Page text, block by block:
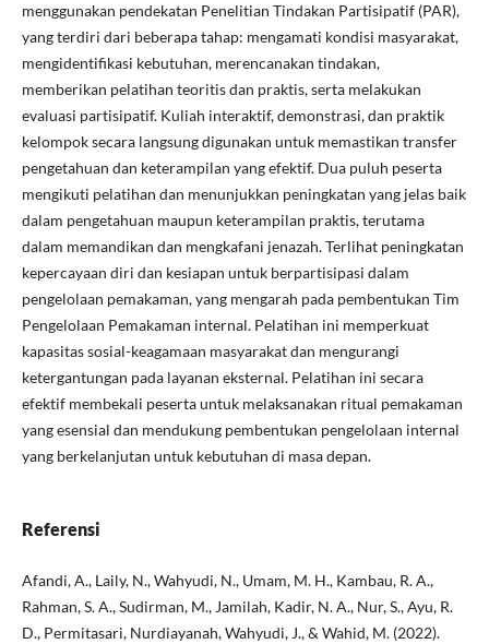
menggunakan pendekatan Penelitian Tindakan Partisipatif (PAR),
yang terdiri dari beberapa tahap: mengamati kondisi masyarakat,
mengidentifikasi kebutuhan, merencanakan tindakan,
memberikan pelatihan teoritis dan praktis, serta melakukan
evaluasi partisipatif. Kuliah interaktif, demonstrasi, dan praktik
kelompok secara langsung digunakan untuk memastikan transfer
pengetahuan dan keterampilan yang efektif. Dua puluh peserta
mengikuti pelatihan dan menunjukkan peningkatan yang jelas baik
dalam pengetahuan maupun keterampilan praktis, terutama
dalam memandikan dan mengkafani jenazah. Terlihat peningkatan
kepercayaan diri dan kesiapan untuk berpartisipasi dalam
pengelolaan pemakaman, yang mengarah pada pembentukan Tim
Pengelolaan Pemakaman internal. Pelatihan ini memperkuat
kapasitas sosial-keagamaan masyarakat dan mengurangi
ketergantungan pada layanan eksternal. Pelatihan ini secara
efektif membekali peserta untuk melaksanakan ritual pemakaman
yang esensial dan mendukung pembentukan pengelolaan internal
yang berkelanjutan untuk kebutuhan di masa depan.
Referensi
Afandi, A., Laily, N., Wahyudi, N., Umam, M. H., Kambau, R. A.,
Rahman, S. A., Sudirman, M., Jamilah, Kadir, N. A., Nur, S., Ayu, R.
D., Permitasari, Nurdiayanah, Wahyudi, J., & Wahid, M. (2022).